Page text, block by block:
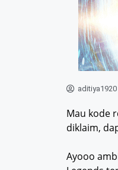
aditiya1920
Mau kode
diklaim,
Ayooo